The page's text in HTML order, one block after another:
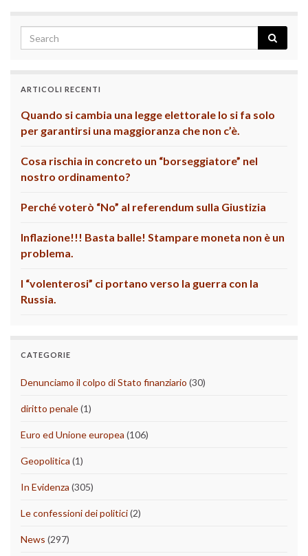
ARTICOLI RECENTI
Quando si cambia una legge elettorale lo si fa solo
per garantirsi una maggioranza che non c’è.
Cosa rischia in concreto un “borseggiatore” nel
nostro ordinamento?
Perché voterò “No” al referendum sulla Giustizia
Inflazione!!! Basta balle! Stampare moneta non è un
problema.
I “volenterosi” ci portano verso la guerra con la
Russia.
CATEGORIE
Denunciamo il colpo di Stato finanziario (30)
diritto penale(1)
Euro ed Unione europea (106)
Geopolitica (1)
In Evidenza (305)
Le confessioni dei politici(2)
News (297)